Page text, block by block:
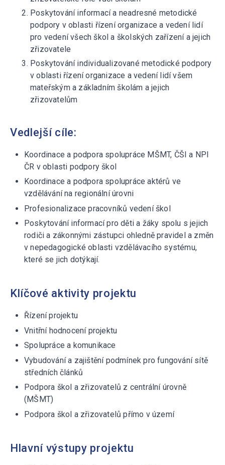
Poskytování informací a neadresné metodické
podpory v oblasti řízení organizace a vedení lidí
pro vedení všech škol a školských zařízení a jejich
zřizovatele
Poskytování individualizované metodické podpory
v oblasti řízení organizace a vedení lidí všem
mateřským a základním školám a jejich
zřizovatelům
Vedlejší cíle:
Koordinace a podpora spolupráce MŠMT, ČŠI a NPI
ČR v oblasti podpory škol
Koordinace a podpora spolupráce aktérů ve
vzdělávání na regionální úrovni
Profesionalizace pracovníků vedení škol
Poskytování informací pro děti a žáky spolu s jejich
rodiči a zákonnými zástupci ohledně pravidel a změn
v nepedagogické oblasti vzdělávacího systému,
které se jich dotýkají.
Klíčové aktivity projektu
Řízení projektu
Vnitřní hodnocení projektu
Spolupráce a komunikace
Vybudování a zajištění podmínek pro fungování sítě
středních článků
Podpora škol a zřizovatelů z centrální úrovně
(MŠMT)
Podpora škol a zřizovatelů přímo v území
Hlavní výstupy projektu